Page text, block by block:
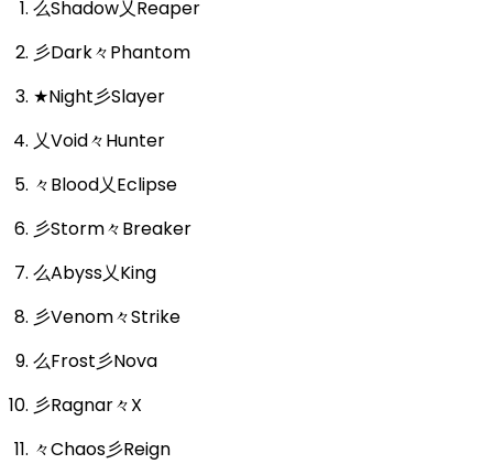
么Shadow乂Reaper
彡Dark々Phantom
★Night彡Slayer
乂Void々Hunter
々Blood乂Eclipse
彡Storm々Breaker
么Abyss乂King
彡Venom々Strike
么Frost彡Nova
彡Ragnar々X
々Chaos彡Reign